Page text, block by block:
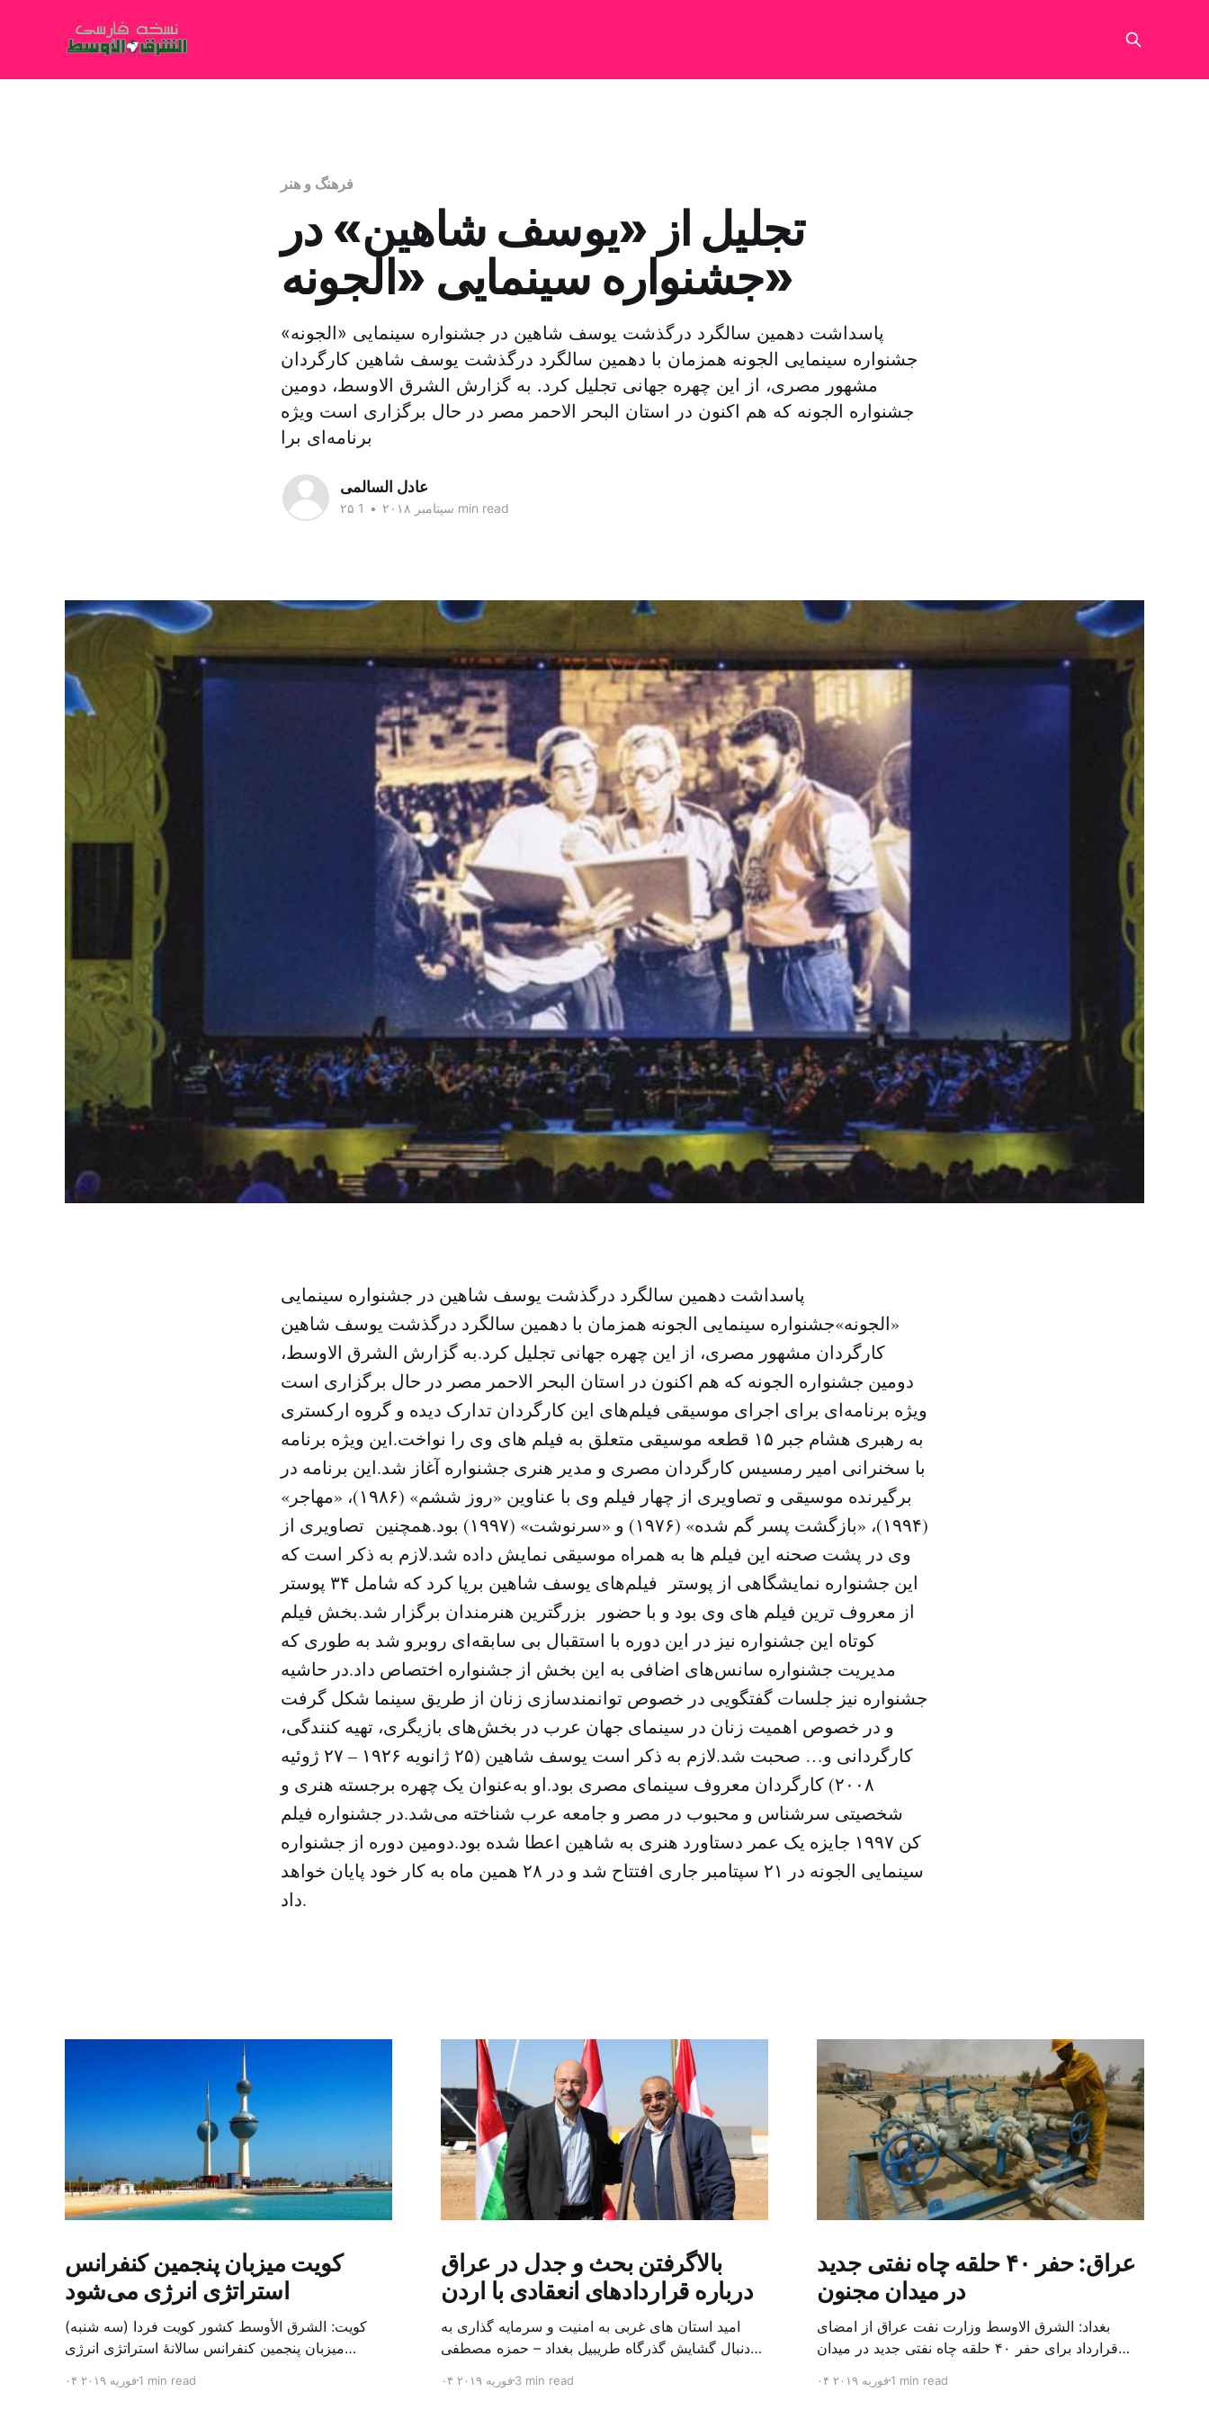
فرهنگ و هنر
تجلیل از «یوسف شاهین» در
جشنواره سینمایی «الجونه»
پاسداشت دهمین سالگرد درگذشت یوسف شاهین در جشنواره سینمایی «الجونه»
جشنواره سینمایی الجونه همزمان با دهمین سالگرد درگذشت یوسف شاهین کارگردان
مشهور مصری، از این چهره جهانی تجلیل کرد. به گزارش الشرق الاوسط، دومین
جشنواره الجونه که هم اکنون در استان البحر الاحمر مصر در حال برگزاری است ویژه
برنامه‌ای برا
عادل السالمى
۲۵ سپتامبر ۲۰۱۸ • 1 min read
پاسداشت دهمین سالگرد درگذشت یوسف شاهین در جشنواره سینمایی
«الجونه»جشنواره سینمایی الجونه همزمان با دهمین سالگرد درگذشت یوسف شاهین
کارگردان مشهور مصری، از این چهره جهانی تجلیل کرد.به گزارش الشرق الاوسط،
دومین جشنواره الجونه که هم اکنون در استان البحر الاحمر مصر در حال برگزاری است
ویژه برنامه‌ای برای اجرای موسیقی فیلم‌های این کارگردان تدارک دیده و گروه ارکستری
به رهبری هشام جبر ۱۵ قطعه موسیقی متعلق به فیلم های وی را نواخت.این ویژه برنامه
با سخنرانی امیر رمسیس کارگردان مصری و مدیر هنری جشنواره آغاز شد.این برنامه در
برگیرنده موسیقی و تصاویری از چهار فیلم وی با عناوین «روز ششم» (۱۹۸۶)، «مهاجر»
(۱۹۹۴)، «بازگشت پسر گم شده» (۱۹۷۶) و «سرنوشت» (۱۹۹۷) بود.همچنین تصاویری از
وی در پشت صحنه این فیلم ها به همراه موسیقی نمایش داده شد.لازم به ذکر است که
این جشنواره نمایشگاهی از پوستر فیلم‌های یوسف شاهین برپا کرد که شامل ۳۴ پوستر
از معروف ترین فیلم های وی بود و با حضور بزرگترین هنرمندان برگزار شد.بخش فیلم
کوتاه این جشنواره نیز در این دوره با استقبال بی سابقه‌ای روبرو شد به طوری که
مدیریت جشنواره سانس‌های اضافی به این بخش از جشنواره اختصاص داد.در حاشیه
جشنواره نیز جلسات گفتگویی در خصوص توانمندسازی زنان از طریق سینما شکل گرفت
و در خصوص اهمیت زنان در سینمای جهان عرب در بخش‌های بازیگری، تهیه کنندگی،
کارگردانی و… صحبت شد.لازم به ذکر است یوسف شاهین (۲۵ ژانویه ۱۹۲۶ – ۲۷ ژوئیه
۲۰۰۸) کارگردان معروف سینمای مصری بود.او به‌عنوان یک چهره برجسته هنری و
شخصیتی سرشناس و محبوب در مصر و جامعه عرب شناخته می‌شد.در جشنواره فیلم
کن ۱۹۹۷ جایزه یک عمر دستاورد هنری به شاهین اعطا شده بود.دومین دوره از جشنواره
سینمایی الجونه در ۲۱ سپتامبر جاری افتتاح شد و در ۲۸ همین ماه به کار خود پایان خواهد
داد.
کویت میزبان پنجمین کنفرانس
استراتژی انرژی می‌شود
کویت: الشرق الأوسط کشور کویت فردا (سه شنبه)
میزبان پنجمین کنفرانس سالانهٔ استراتژی انرژی
الشرق الاوسط، حدود ۳۰۰ متخصص از شرکت‌های
۰۴ فوریه ۲۰۱۹1 min read
بالاگرفتن بحث و جدل در عراق
درباره قراردادهای انعقادی با اردن
امید استان های غربی به امنیت و سرمایه گذاری به
دنبال گشایش گذرگاه طریبیل بغداد – حمزه مصطفی
طریبیل توسط عادل عبد المهدی نخست وزیر عراق و
۰۴ فوریه ۲۰۱۹3 min read
عراق: حفر ۴۰ حلقه چاه نفتی جدید
در میدان مجنون
بغداد: الشرق الاوسط وزارت نفت عراق از امضای
قرارداد برای حفر ۴۰ حلقه چاه نفتی جدید در میدان
محمد خضیر مدعامل شرکت حفاری عراق روز یکشنبه
۰۴ فوریه ۲۰۱۹1 min read